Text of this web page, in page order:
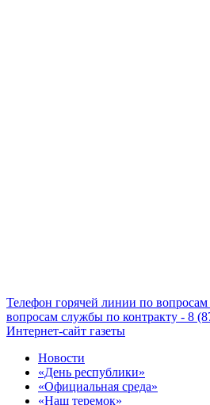
Телефон горячей линии по
вопросам службы по контракту - 8
Интернет-сайт газеты
Новости
«День республики»
«Официальная среда»
«Наш теремок»